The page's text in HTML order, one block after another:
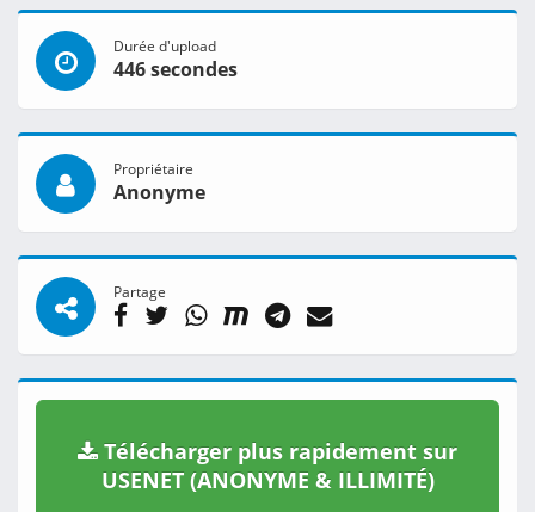
Durée d'upload
446 secondes
Propriétaire
Anonyme
Partage
Télécharger plus rapidement sur
USENET (ANONYME & ILLIMITÉ)